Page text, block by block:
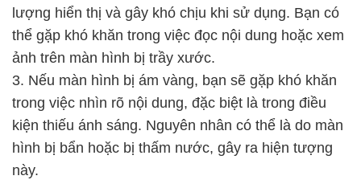
lượng hiển thị và gây khó chịu khi sử dụng. Bạn có
thể gặp khó khăn trong việc đọc nội dung hoặc xem
ảnh trên màn hình bị trầy xước.
3. Nếu màn hình bị ám vàng, bạn sẽ gặp khó khăn
trong việc nhìn rõ nội dung, đặc biệt là trong điều
kiện thiếu ánh sáng. Nguyên nhân có thể là do màn
hình bị bẩn hoặc bị thấm nước, gây ra hiện tượng
này.